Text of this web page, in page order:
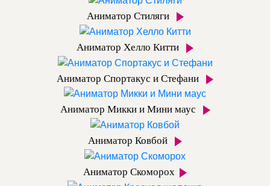
Аниматор Стиляги
Аниматор Хелло Китти
Аниматор Спортакус и Стефани
Аниматор Микки и Мини маус
Аниматор Ковбой
Аниматор Скоморох